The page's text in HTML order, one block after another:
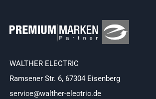
WALTHER ELECTRIC
Ramsener Str. 6, 67304 Eisenberg
service@walther-electric.de